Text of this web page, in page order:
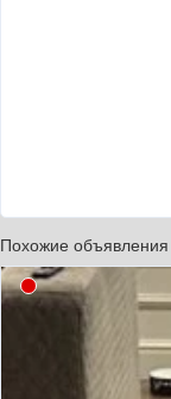
Похожие объявления